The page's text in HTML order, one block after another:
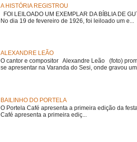
A HISTÓRIA REGISTROU
FOI LEILOADO UM EXEMPLAR DA BÍBLIA DE
No dia 19 de fevereiro de 1926, foi leiloado um e...
ALEXANDRE LEÃO
O cantor e compositor Alexandre Leão (foto)
se apresentar na Varanda do Sesi, onde gravou
BAILINHO DO PORTELA
O Portela Café apresenta a primeira edição da
Café apresenta a primeira ediç...